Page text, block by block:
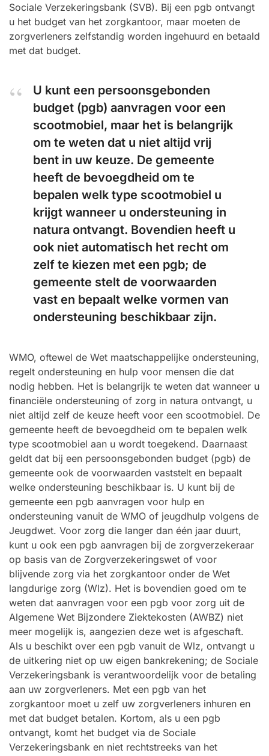
Sociale Verzekeringsbank (SVB). Bij een pgb ontvangt
u het budget van het zorgkantoor, maar moeten de
zorgverleners zelfstandig worden ingehuurd en betaald
met dat budget.
U kunt een persoonsgebonden
budget (pgb) aanvragen voor een
scootmobiel, maar het is belangrijk
om te weten dat u niet altijd vrij
bent in uw keuze. De gemeente
heeft de bevoegdheid om te
bepalen welk type scootmobiel u
krijgt wanneer u ondersteuning in
natura ontvangt. Bovendien heeft u
ook niet automatisch het recht om
zelf te kiezen met een pgb; de
gemeente stelt de voorwaarden
vast en bepaalt welke vormen van
ondersteuning beschikbaar zijn.
WMO, oftewel de Wet maatschappelijke ondersteuning,
regelt ondersteuning en hulp voor mensen die dat
nodig hebben. Het is belangrijk te weten dat wanneer u
financiële ondersteuning of zorg in natura ontvangt, u
niet altijd zelf de keuze heeft voor een scootmobiel. De
gemeente heeft de bevoegdheid om te bepalen welk
type scootmobiel aan u wordt toegekend. Daarnaast
geldt dat bij een persoonsgebonden budget (pgb) de
gemeente ook de voorwaarden vaststelt en bepaalt
welke ondersteuning beschikbaar is. U kunt bij de
gemeente een pgb aanvragen voor hulp en
ondersteuning vanuit de WMO of jeugdhulp volgens de
Jeugdwet. Voor zorg die langer dan één jaar duurt,
kunt u ook een pgb aanvragen bij de zorgverzekeraar
op basis van de Zorgverzekeringswet of voor
blijvende zorg via het zorgkantoor onder de Wet
langdurige zorg (Wlz). Het is bovendien goed om te
weten dat aanvragen voor een pgb voor zorg uit de
Algemene Wet Bijzondere Ziektekosten (AWBZ) niet
meer mogelijk is, aangezien deze wet is afgeschaft.
Als u beschikt over een pgb vanuit de Wlz, ontvangt u
de uitkering niet op uw eigen bankrekening; de Sociale
Verzekeringsbank is verantwoordelijk voor de betaling
aan uw zorgverleners. Met een pgb van het
zorgkantoor moet u zelf uw zorgverleners inhuren en
met dat budget betalen. Kortom, als u een pgb
ontvangt, komt het budget via de Sociale
Verzekeringsbank en niet rechtstreeks van het